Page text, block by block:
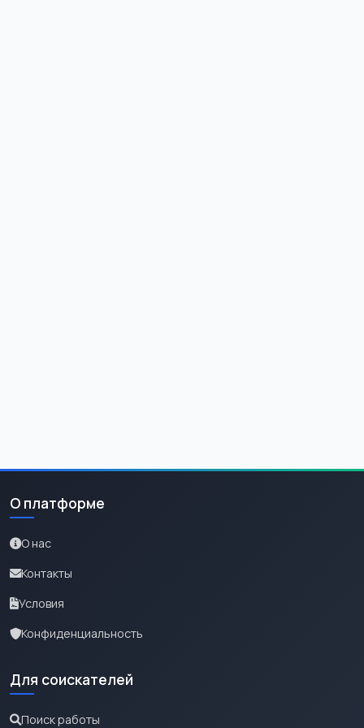
О платформе
О нас
Контакты
Условия
Конфиденциальность
Для соискателей
Поиск работы